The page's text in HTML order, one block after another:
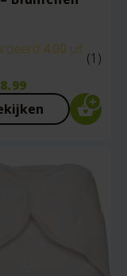
4.00 uit
(1)
8.99